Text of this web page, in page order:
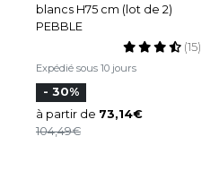
blancs H75 cm (lot de 2)
PEBBLE
Expédié sous 10 jours
(15)
- 30%
à partir de 73,14
104,49